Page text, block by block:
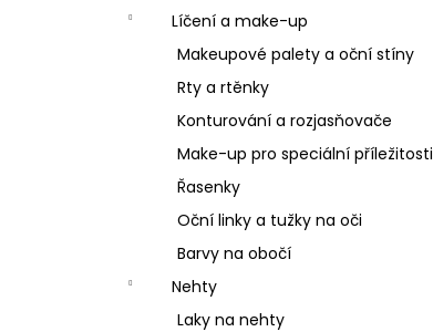
Líčení a make-up
Makeupové palety a oční stíny
Rty a rtěnky
Konturování a rozjasňovače
Make-up pro speciální příležitosti
Řasenky
Oční linky a tužky na oči
Barvy na obočí
Nehty
Laky na nehty